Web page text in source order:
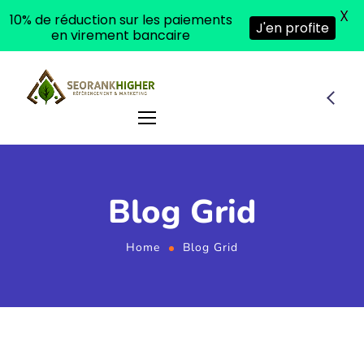
Blog Grid
Home Blog Grid
10% de réduction sur les paiements
en virement bancaire
J'en profite
X